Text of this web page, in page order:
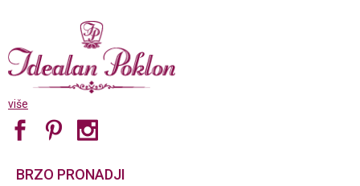
više
BRZO PRONADJI